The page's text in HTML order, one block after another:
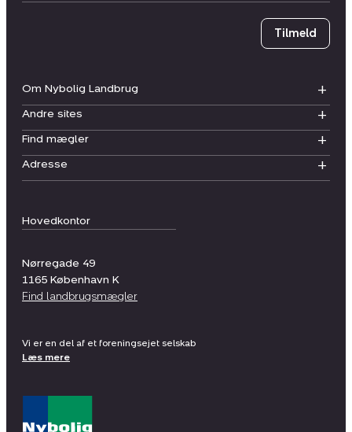
Hovedkontor
Nørregade 49
1165 København K
Find landbrugsmægler
Om Nybolig Landbrug
Andre sites
Find mægler
Adresse
Tilmeld
Vi er en del af et foreningsejet selskab
Læs mere